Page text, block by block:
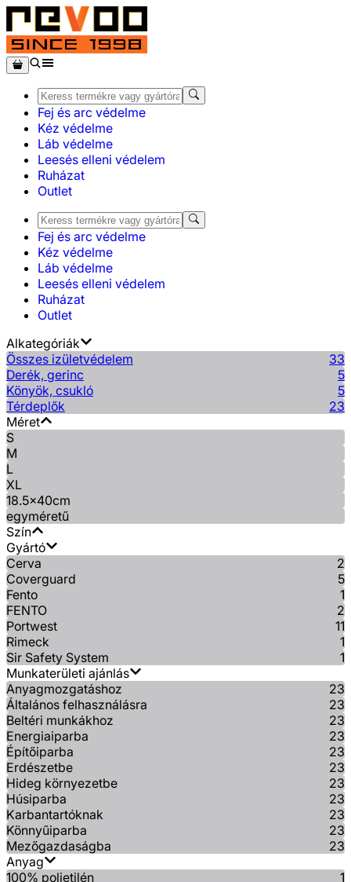
Fej és arc védelme
Kéz védelme
Láb védelme
Leesés elleni védelem
Ruházat
Outlet
Fej és arc védelme
Kéz védelme
Láb védelme
Leesés elleni védelem
Ruházat
Outlet
Alkategóriák
Összes izületvédelem
33
Derék, gerinc
5
Könyök, csukló
5
Térdeplők
23
Méret
S
M
L
XL
18.5x40cm
egyméretű
Szín
Gyártó
Cerva
2
Coverguard
5
Fento
1
FENTO
2
Portwest
11
Rimeck
1
Sir Safety System
1
Munkaterületi ajánlás
Anyagmozgatáshoz
23
Általános felhasználásra
23
Beltéri munkákhoz
23
Energiaiparba
23
Építőiparba
23
Erdészetbe
23
Hideg környezetbe
23
Húsiparba
23
Karbantartóknak
23
Könnyűiparba
23
Mezőgazdaságba
23
Anyag
100% polietilén
1